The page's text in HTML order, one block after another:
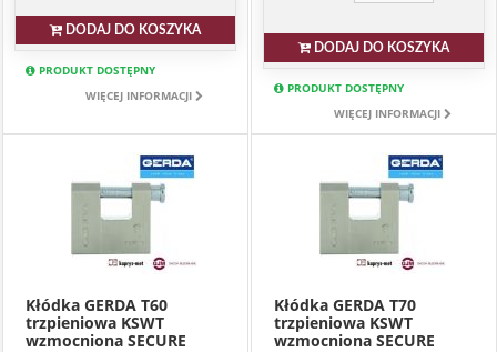
DODAJ DO KOSZYKA
PRODUKT DOSTĘPNY
WIĘCEJ INFORMACJI
DODAJ DO KOSZYKA
PRODUKT DOSTĘPNY
WIĘCEJ INFORMACJI
Kłódka GERDA T60
trzpieniowa KSWT
wzmocniona SECURE
Kłódka GERDA T70
trzpieniowa KSWT
wzmocniona SECURE